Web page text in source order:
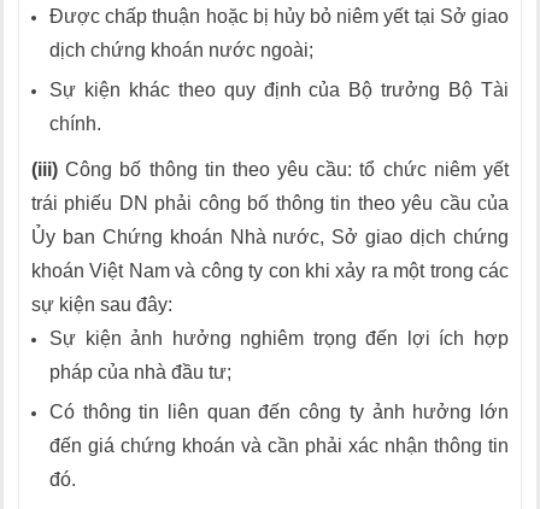
Được chấp thuận hoặc bị hủy bỏ niêm yết tại Sở giao
dịch chứng khoán nước ngoài;
Sự kiện khác theo quy định của Bộ trưởng Bộ Tài
chính.
(iii) Công bố thông tin theo yêu cầu: tổ chức niêm yết
trái phiếu DN phải công bố thông tin theo yêu cầu của
Ủy ban Chứng khoán Nhà nước, Sở giao dịch chứng
khoán Việt Nam và công ty con khi xảy ra một trong các
sự kiện sau đây:
Sự kiện ảnh hưởng nghiêm trọng đến lợi ích hợp
pháp của nhà đầu tư;
Có thông tin liên quan đến công ty ảnh hưởng lớn
đến giá chứng khoán và cần phải xác nhận thông tin
đó.